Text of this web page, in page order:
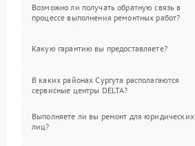
Возможно ли получать обратную связь в
процессе выполнения ремонтных работ?
Какую гарантию вы предоставляете?
В каких районах Сургута располагаются
сервисные центры DELTA?
Выполняете ли вы ремонт для юридических
лиц?